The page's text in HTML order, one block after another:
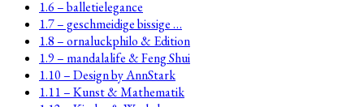
1.6 – balletielegance
1.7 – geschmeidige bissige …
1.8 – ornaluckphilo & Edition
1.9 – mandalalife & Feng Shui
1.10 – Design by AnnStark
1.11 – Kunst & Mathematik